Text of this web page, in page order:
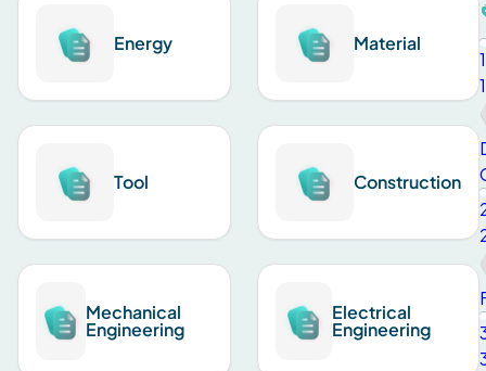
Energy Material
Tool Construction
Mechanical
Engineering
Electrical
Engineering
1
1